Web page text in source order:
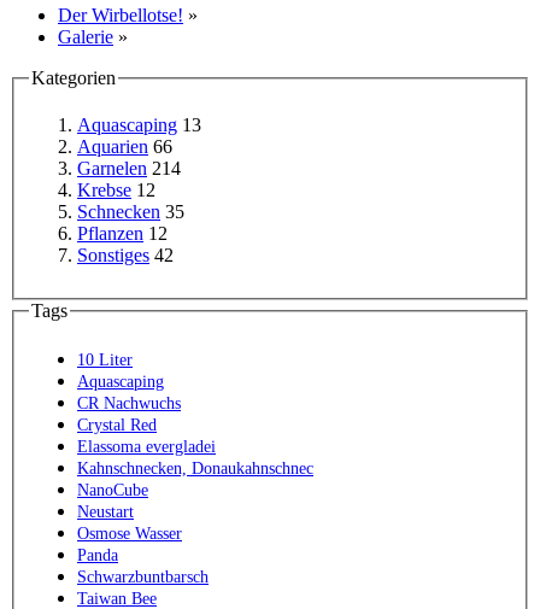
Der Wirbellotse! »
Galerie »
Kategorien
Aquascaping 13
Aquarien 66
Garnelen 214
Krebse 12
Schnecken 35
Pflanzen 12
Sonstiges 42
Tags
10 Liter
Aquascaping
CR Nachwuchs
Crystal Red
Elassoma evergladei
Kahnschnecken, Donaukahnschnec
NanoCube
Neustart
Osmose Wasser
Panda
Schwarzbuntbarsch
Taiwan Bee